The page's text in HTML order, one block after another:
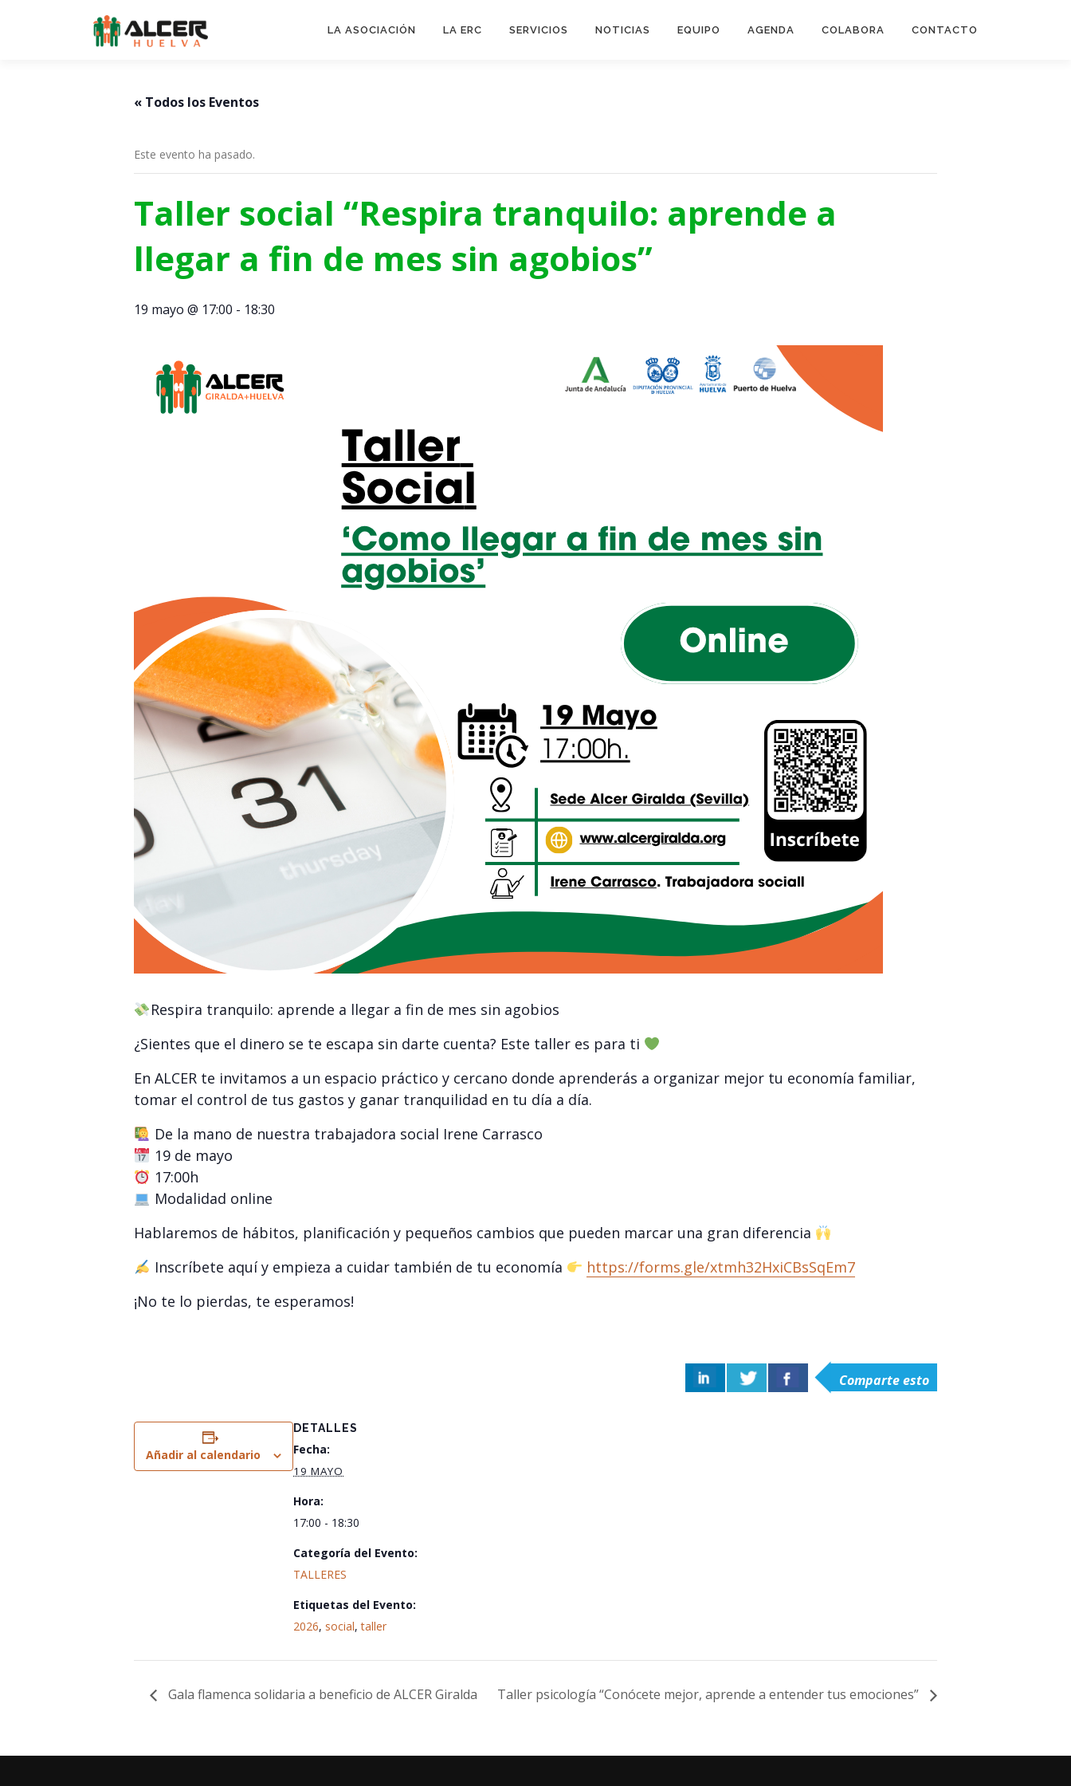
LA ASOCIACIÓN LA ERC SERVICIOS NOTICIAS EQUIPO AGENDA COLABORA CONTACTO
« Todos los Eventos
Este evento ha pasado.
Taller social “Respira tranquilo: aprende a
llegar a fin de mes sin agobios”
19 mayo @ 17:00 - 18:30
Respira tranquilo: aprende a llegar a fin de mes sin agobios
¿Sientes que el dinero se te escapa sin darte cuenta? Este taller es para ti
En ALCER te invitamos a un espacio práctico y cercano donde aprenderás a organizar mejor tu economía familiar,
tomar el control de tus gastos y ganar tranquilidad en tu día a día.
De la mano de nuestra trabajadora social Irene Carrasco
19 de mayo
17:00h
Modalidad online
Hablaremos de hábitos, planificación y pequeños cambios que pueden marcar una gran diferencia
Inscríbete aquí y empieza a cuidar también de tu economía
https://forms.gle/xtmh32HxiCBsSqEm7
¡No te lo pierdas, te esperamos!
Comparte esto
Añadir al calendario
DETALLES
Fecha:
19 MAYO
Hora:
17:00 - 18:30
Categoría del Evento:
TALLERES
Etiquetas del Evento:
2026, social,taller
Gala flamenca solidaria a beneficio de ALCER Giralda Taller psicología “Conócete mejor, aprende a entender tus emociones”